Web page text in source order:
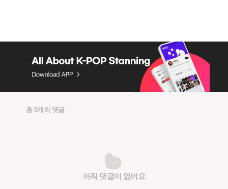
총 0개의 댓글
아직 댓글이 없어요